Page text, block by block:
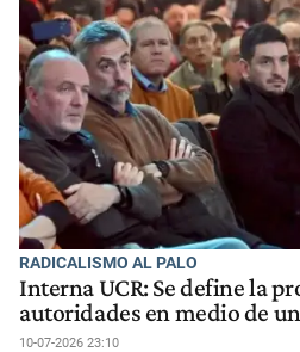
RADICALISMO AL PALO
Interna UCR: Se define la
autoridades en medio de
10-07-2026 23:10